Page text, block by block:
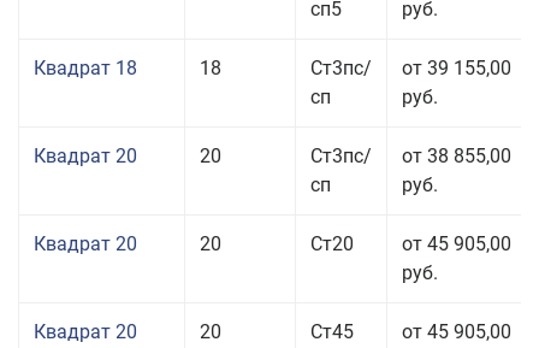
сп5
руб.
Квадрат 18 18
Ст3пс/
сп
от 39 155,00
руб.
Квадрат 20 20
Ст3пс/
сп
от 38 855,00
руб.
Квадрат 20 20 Ст20
от 45 905,00
руб.
Квадрат 20 20 Ст45
от 45 905,00